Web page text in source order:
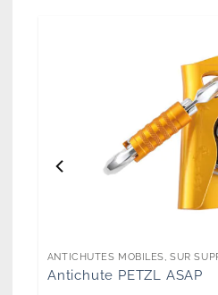
ANTICHUTES MOBILES, SUR
Antichute PETZL ASAP